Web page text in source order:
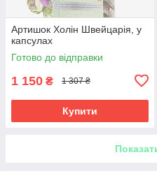
Артишок Холін Швейцарія, у
капсулах
Готово до відправки
1 150 ₴ 1 307 ₴
Купити